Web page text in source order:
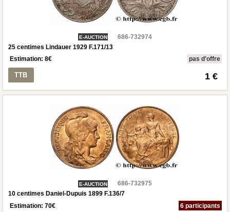
E-AUCTION
686-732974
25 centimes Lindauer 1929 F.171/13
Estimation: 8€ pas d'offre
TTB 1 €
E-AUCTION
686-732975
10 centimes Daniel-Dupuis 1899 F.136/7
Estimation: 70€ 6 participants